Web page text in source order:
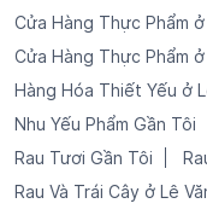
Cửa Hàng Thực Phẩm
Cửa Hàng Thực Phẩm
Hàng Hóa Thiết Yếu ở
Nhu Yếu Phẩm Gần Tôi
Rau Tươi Gần Tôi
Rau Và Trái Cây ở Lê